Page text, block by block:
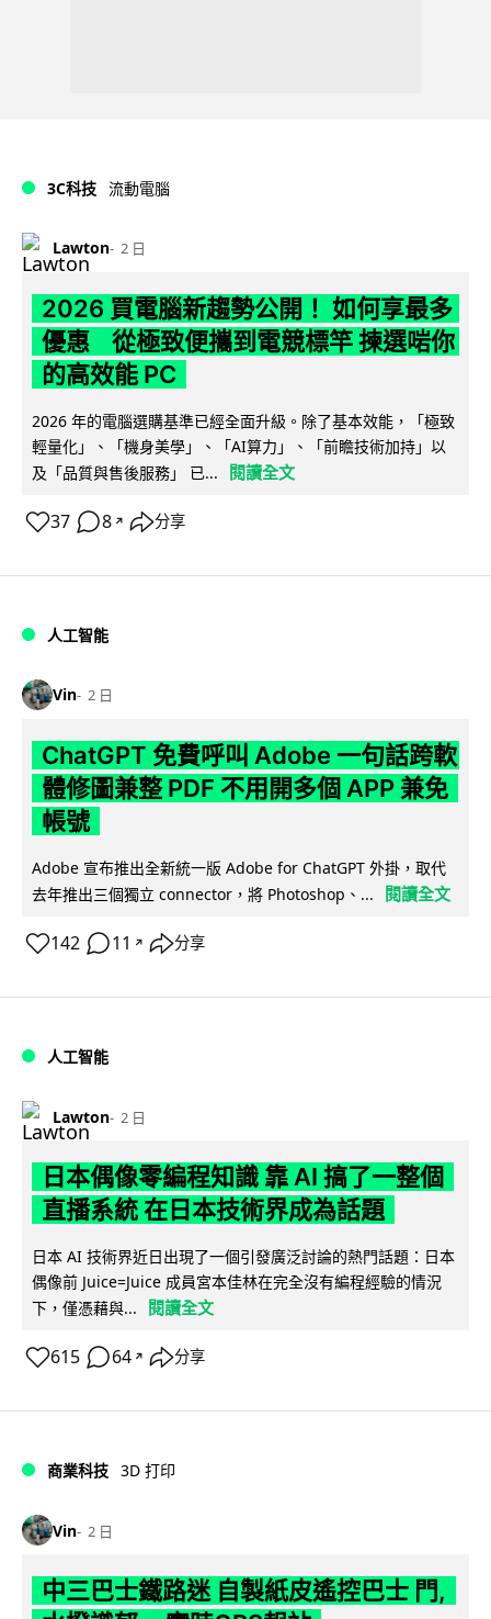
3C科技 流動電腦
Lawton 2 日
2026 買電腦新趨勢公開！ 如何享最多
優惠 從極致便攜到電競標竿 揀選啱你
的高效能 PC
2026 年的電腦選購基準已經全面升級。除了基本效能，「極致
輕量化」、「機身美學」、「AI算力」、「前瞻技術加持」以
及「品質與售後服務」 已...
閱讀全文
37 8 ↗ 分享
人工智能
Vin 2 日
ChatGPT 免費呼叫 Adobe 一句話跨軟
體修圖兼整 PDF 不用開多個 APP 兼免
帳號
Adobe 宣布推出全新統一版 Adobe for ChatGPT 外掛，取代
去年推出三個獨立 connector，將 Photoshop、...
閱讀全文
142 11 ↗ 分享
人工智能
Lawton 2 日
日本偶像零編程知識 靠 AI 搞了一整個
直播系統 在日本技術界成為話題
日本 AI 技術界近日出現了一個引發廣泛討論的熱門話題：日本
偶像前 Juice=Juice 成員宮本佳林在完全沒有編程經驗的情況
下，僅憑藉與...
閱讀全文
615 64 ↗ 分享
商業科技 3D 打印
Vin 2 日
中三巴士鐵路迷 自製紙皮遙控巴士 門,